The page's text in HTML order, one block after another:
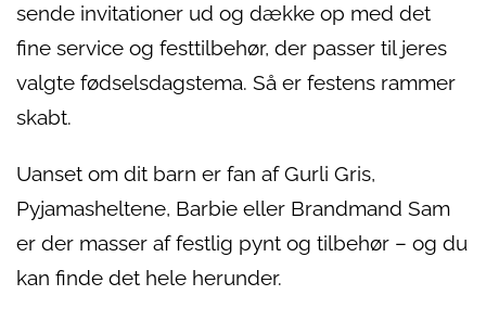
sende invitationer ud og dække op med det
fine service og festtilbehør, der passer til jeres
valgte fødselsdagstema. Så er festens rammer
skabt.
Uanset om dit barn er fan af Gurli Gris,
Pyjamasheltene, Barbie eller Brandmand Sam
er der masser af festlig pynt og tilbehør – og du
kan finde det hele herunder.